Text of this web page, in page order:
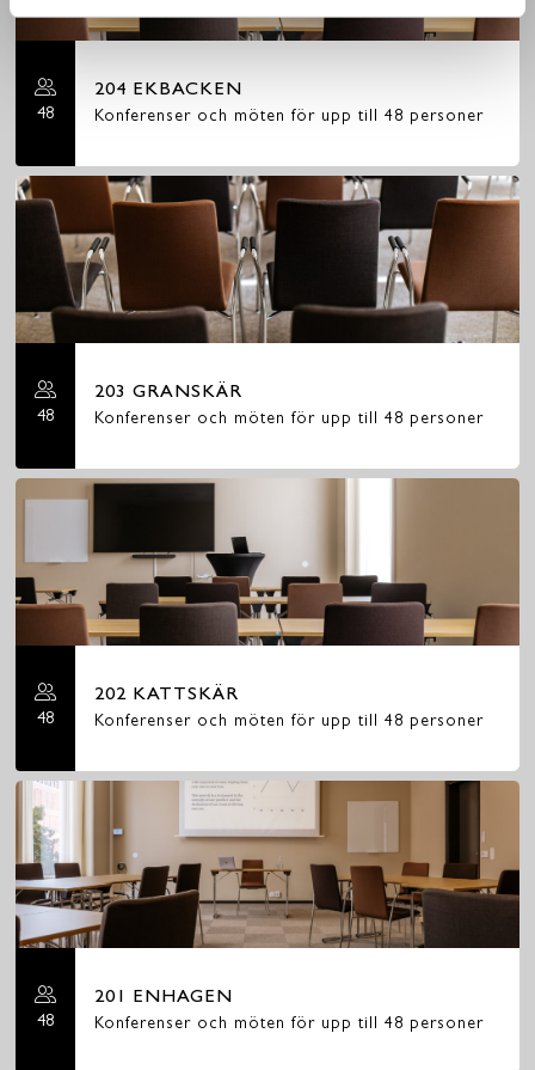
48
204 EKBACKEN
Konferenser och möten för upp till 48 personer
48
203 GRANSKÄR
Konferenser och möten för upp till 48 personer
48
202 KATTSKÄR
Konferenser och möten för upp till 48 personer
48
201 ENHAGEN
Konferenser och möten för upp till 48 personer